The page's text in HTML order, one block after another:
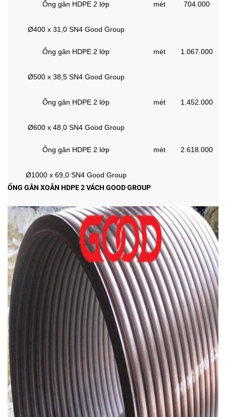
Ống gân HDPE 2 lớp
Ø400 x 31,0 SN4 Good Group
mét 704.000
Ống gân HDPE 2 lớp
Ø500 x 38,5 SN4 Good Group
mét 1.067.000
Ống gân HDPE 2 lớp
Ø600 x 48,0 SN4 Good Group
mét 1.452.000
Ống gân HDPE 2 lớp
Ø1000 x 69,0 SN4 Good Group
mét 2.618.000
ỐNG GÂN XOẮN HDPE 2 VÁCH GOOD GROUP